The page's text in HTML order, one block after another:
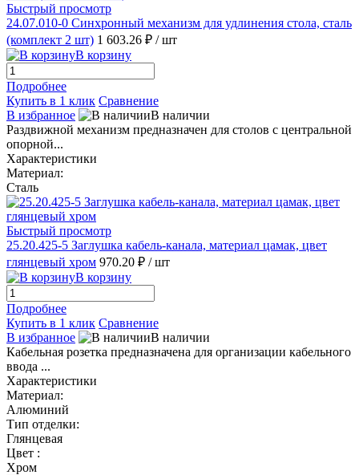
Быстрый просмотр
24.07.010-0 Синхронный механизм для удлинения стола, сталь
(комплект 2 шт) 1 603.26 ₽ / шт
В корзину
Подробнее
Купить в 1 клик Сравнение
В избранное
В наличии
Раздвижной механизм предназначен для столов с центральной
опорной...
Характеристики
Материал:
Сталь
Быстрый просмотр
25.20.425-5 Заглушка кабель-канала, материал цамак, цвет
глянцевый хром 970.20 ₽ / шт
В корзину
Подробнее
Купить в 1 клик Сравнение
В избранное
В наличии
Кабельная розетка предназначена для организации кабельного
ввода ...
Характеристики
Материал:
Алюминий
Тип отделки:
Глянцевая
Цвет :
Хром